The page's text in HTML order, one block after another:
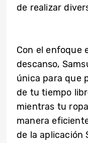
de realizar
Con el enfoque
descanso,
única para que
de tu tiempo
mientras tu
manera
de la aplicación